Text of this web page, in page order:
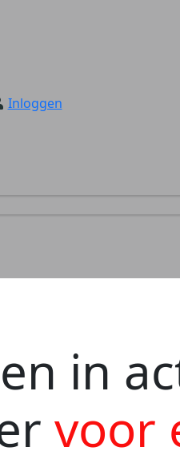
Inloggen
in
voor